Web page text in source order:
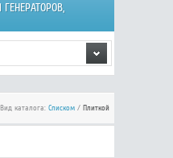
Вид каталога: Списком/ Плиткой